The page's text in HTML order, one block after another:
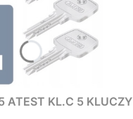
ATEST KL.C 5 KLUCZY